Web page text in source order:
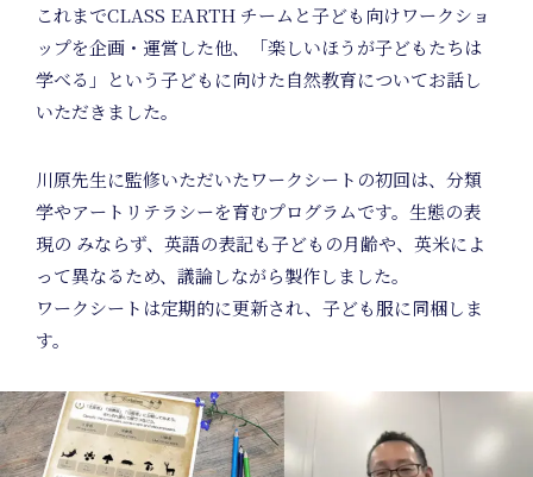
これまでCLASS EARTH チームと子ども向けワークショ
ップを企画・運営した他、「楽しいほうが子どもたちは
学べる」という子どもに向けた自然教育についてお話し
いただきました。
川原先生に監修いただいたワークシートの初回は、分類
学やアートリテラシーを育むプログラムです。生態の表
現の みならず、英語の表記も子どもの月齢や、英米によ
って異なるため、議論しながら製作しました。
ワークシートは定期的に更新され、子ども服に同梱しま
す。